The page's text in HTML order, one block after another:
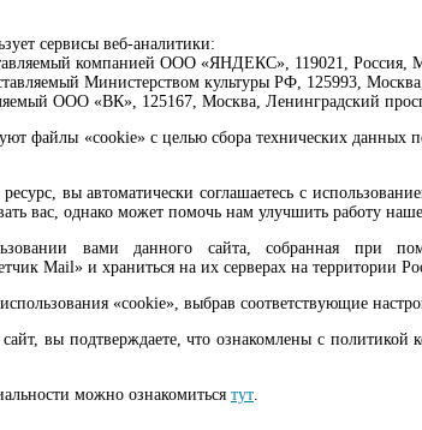
и нажмите клавиши Ctrl+Enter или
система, 6+
сервисы веб-аналитики:
компанией ООО «ЯНДЕКС», 119021, Россия,
Министерством культуры РФ, 125993,
ООО «ВК», 125167, Москва, Ленинградский
файлы «cookie» с целью сбора технических данных
ресурс, вы автоматически соглашаетесь с
вас, однако может помочь нам улучшить работу
вами данного сайта, собранная при
Mail» и храниться на их серверах на территории
«cookie», выбрав соответствующие
вы подтверждаете, что ознакомлены с политикой
можно ознакомиться тут.